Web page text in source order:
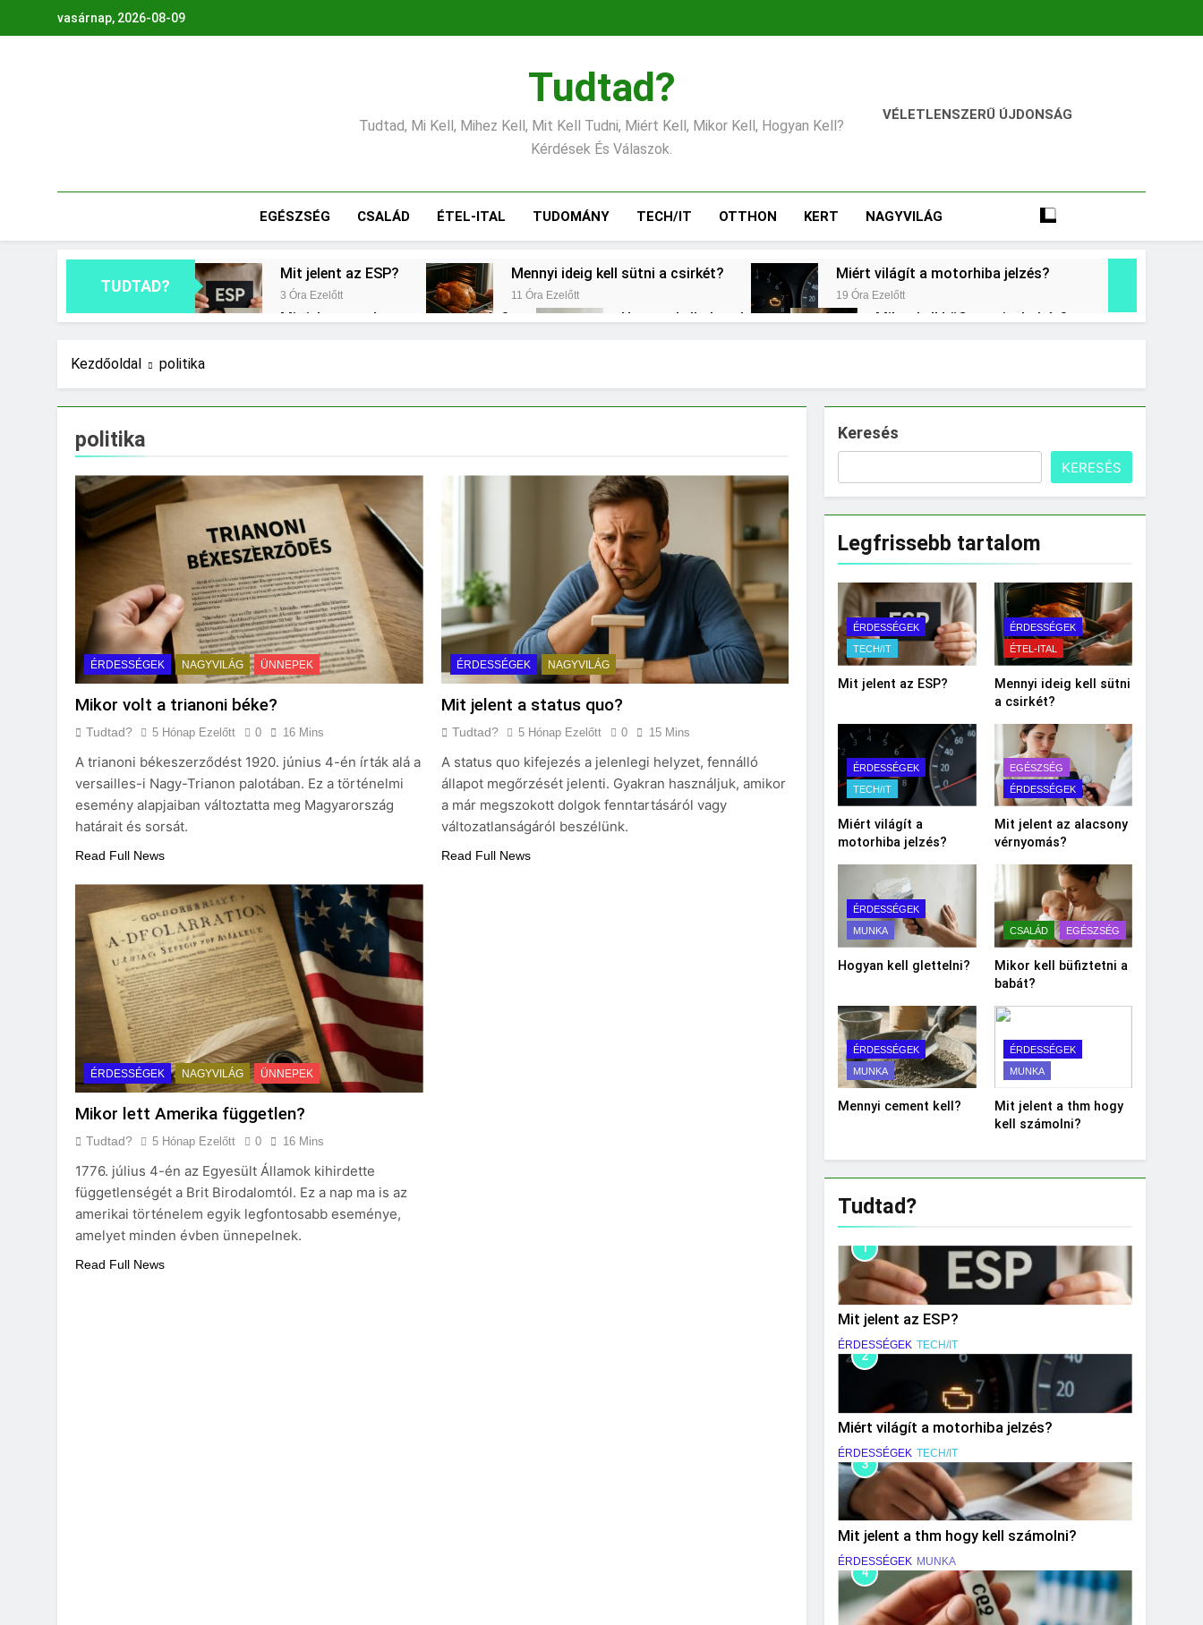
vasárnap, 2026-08-09
Tudtad?
Tudtad, Mi Kell, Mihez Kell, Mit Kell Tudni, Miért Kell, Mikor Kell, Hogyan Kell?
Kérdések És Válaszok.
VÉLETLENSZERŰ ÚJDONSÁG
EGÉSZSÉG CSALÁD ÉTEL-ITAL TUDOMÁNY TECH/IT OTTHON KERT NAGYVILÁG
TUDTAD?
Mit jelent az ESP?
3 Óra Ezelőtt
Mennyi ideig kell sütni a csirkét?
11 Óra Ezelőtt
Miért világít a motorhiba jelzés?
19 Óra Ezelőtt
Mit jelent az alacsony vérnyomás? Hogyan kell glettelni? Mikor kell büfiztetni a babát?
Miért fáj a váll?
Kezdőoldal politika
politika
ÉRDESSÉGEK NAGYVILÁG ÜNNEPEK
Mikor volt a trianoni béke?
Tudtad? 5 Hónap Ezelőtt 0 16 Mins
A trianoni békeszerződést 1920. június 4-én írták alá a
versailles-i Nagy-Trianon palotában. Ez a történelmi
esemény alapjaiban változtatta meg Magyarország
határait és sorsát.
Read Full News
ÉRDESSÉGEK NAGYVILÁG
Mit jelent a status quo?
Tudtad? 5 Hónap Ezelőtt 0 15 Mins
A status quo kifejezés a jelenlegi helyzet, fennálló
állapot megőrzését jelenti. Gyakran használjuk, amikor
a már megszokott dolgok fenntartásáról vagy
változatlanságáról beszélünk.
Read Full News
ÉRDESSÉGEK NAGYVILÁG ÜNNEPEK
Mikor lett Amerika független?
Tudtad? 5 Hónap Ezelőtt 0 16 Mins
1776. július 4-én az Egyesült Államok kihirdette
függetlenségét a Brit Birodalomtól. Ez a nap ma is az
amerikai történelem egyik legfontosabb eseménye,
amelyet minden évben ünnepelnek.
Read Full News
Keresés
KERESÉS
Legfrissebb tartalom
ÉRDESSÉGEK
TECH/IT
Mit jelent az ESP?
ÉRDESSÉGEK
ÉTEL-ITAL
Mennyi ideig kell sütni
a csirkét?
ÉRDESSÉGEK
TECH/IT
Miért világít a
motorhiba jelzés?
EGÉSZSÉG
ÉRDESSÉGEK
Mit jelent az alacsony
vérnyomás?
ÉRDESSÉGEK
MUNKA
Hogyan kell glettelni?
CSALÁD EGÉSZSÉG
Mikor kell büfiztetni a
babát?
ÉRDESSÉGEK
MUNKA
Mennyi cement kell?
ÉRDESSÉGEK
MUNKA
Mit jelent a thm hogy
kell számolni?
Tudtad?
1
Mit jelent az ESP?
ÉRDESSÉGEK TECH/IT
2
Miért világít a motorhiba jelzés?
ÉRDESSÉGEK TECH/IT
3
Mit jelent a thm hogy kell számolni?
ÉRDESSÉGEK MUNKA
4